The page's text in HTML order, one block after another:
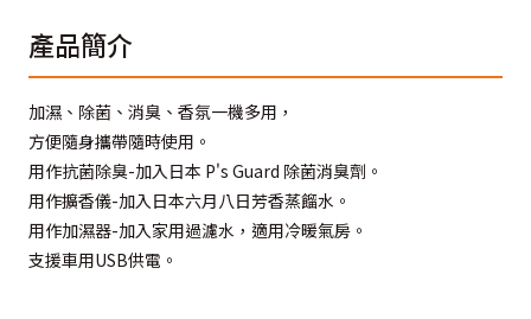
產品簡介
加濕、除菌、消臭、香氛一機多用，
方便隨身攜帶隨時使用。
用作抗菌除臭-加入日本 P's Guard 除菌消臭劑。
用作擴香儀-加入日本六月八日芳香蒸餾水。
用作加濕器-加入家用過濾水，適用冷暖氣房。
支援車用USB供電。